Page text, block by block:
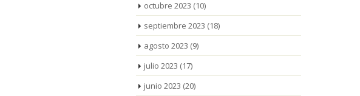
octubre 2023 (10)
septiembre 2023 (18)
agosto 2023 (9)
julio 2023 (17)
junio 2023 (20)